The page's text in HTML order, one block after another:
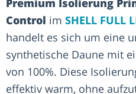
Premium Isolierung
Control im SHELL FULL
handelt es sich um eine
synthetische Daune mit
von 100%. Diese
effektiv warm, ohne